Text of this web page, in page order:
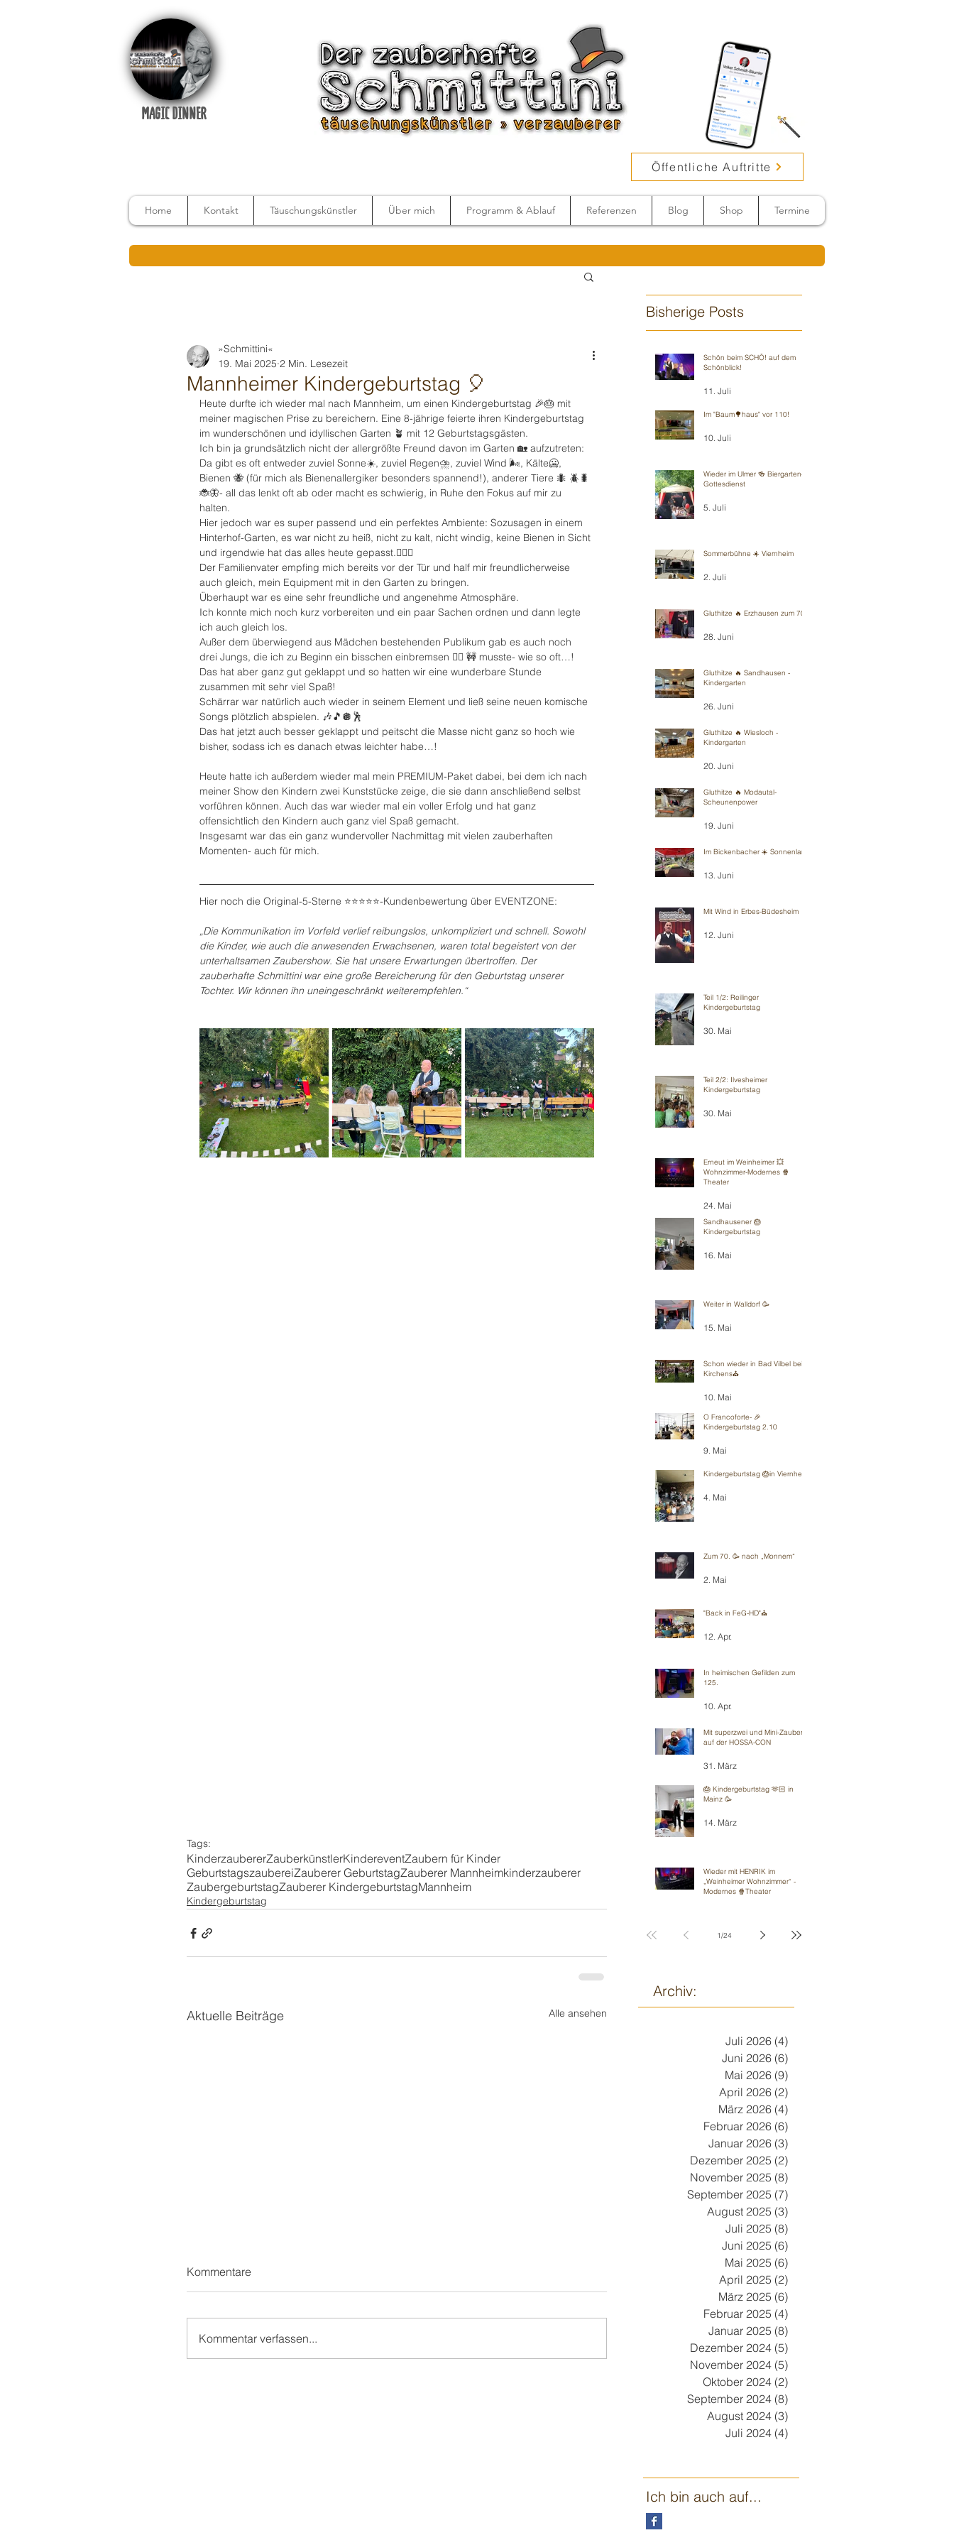
MAGIC DINNER
Öffentliche Auftritte
Home Kontakt Täuschungskünstler Über mich Programm & Ablauf Referenzen Blog Shop Termine
Mannheimer Kindergeburtstag 🎈
»Schmittini«
19. Mai 2025 2 Min. Lesezeit
Heute durfte ich wieder mal nach Mannheim, um einen Kindergeburtstag 🎉🎂 mit
meiner magischen Prise zu bereichern. Eine 8-jährige feierte ihren Kindergeburtstag
im wunderschönen und idyllischen Garten 🪴 mit 12 Geburtstagsgästen.
Ich bin ja grundsätzlich nicht der allergrößte Freund davon im Garten 🏡 aufzutreten:
Da gibt es oft entweder zuviel Sonne☀️, zuviel Regen⛈️, zuviel Wind 🌬️, Kälte🥶,
Bienen 🐝 (für mich als Bienenallergiker besonders spannend!), anderer Tiere 🐜 🪲🐛
🐞🦋- all das lenkt oft ab oder macht es schwierig, in Ruhe den Fokus auf mir zu
halten.
Hier jedoch war es super passend und ein perfektes Ambiente: Sozusagen in einem
Hinterhof-Garten, es war nicht zu heiß, nicht zu kalt, nicht windig, keine Bienen in Sicht
und irgendwie hat das alles heute gepasst.👍🏼✅
Der Familienvater empfing mich bereits vor der Tür und half mir freundlicherweise
auch gleich, mein Equipment mit in den Garten zu bringen.
Überhaupt war es eine sehr freundliche und angenehme Atmosphäre.
Ich konnte mich noch kurz vorbereiten und ein paar Sachen ordnen und dann legte
ich auch gleich los.
Außer dem überwiegend aus Mädchen bestehenden Publikum gab es auch noch
drei Jungs, die ich zu Beginn ein bisschen einbremsen ✋🏻 🚧 musste- wie so oft…!
Das hat aber ganz gut geklappt und so hatten wir eine wunderbare Stunde
zusammen mit sehr viel Spaß!
Schärrar war natürlich auch wieder in seinem Element und ließ seine neuen komische
Songs plötzlich abspielen. 🎶🎵🪩🕺
Das hat jetzt auch besser geklappt und peitscht die Masse nicht ganz so hoch wie
bisher, sodass ich es danach etwas leichter habe…!
Heute hatte ich außerdem wieder mal mein PREMIUM-Paket dabei, bei dem ich nach
meiner Show den Kindern zwei Kunststücke zeige, die sie dann anschließend selbst
vorführen können. Auch das war wieder mal ein voller Erfolg und hat ganz
offensichtlich den Kindern auch ganz viel Spaß gemacht.
Insgesamt war das ein ganz wundervoller Nachmittag mit vielen zauberhaften
Momenten- auch für mich.
Hier noch die Original-5-Sterne ⭐️⭐️⭐️⭐️⭐️-Kundenbewertung über EVENTZONE:
„Die Kommunikation im Vorfeld verlief reibungslos, unkompliziert und schnell. Sowohl
die Kinder, wie auch die anwesenden Erwachsenen, waren total begeistert von der
unterhaltsamen Zaubershow. Sie hat unsere Erwartungen übertroffen. Der
zauberhafte Schmittini war eine große Bereicherung für den Geburtstag unserer
Tochter. Wir können ihn uneingeschränkt weiterempfehlen.“
Tags:
KinderzaubererZauberkünstlerKindereventZaubern für Kinder
GeburtstagszaubereiZauberer GeburtstagZauberer Mannheimkinderzauberer
ZaubergeburtstagZauberer KindergeburtstagMannheim
Kindergeburtstag
Aktuelle Beiträge Alle ansehen
Kommentare
Kommentar verfassen...
Bisherige Posts
Schön beim SCHÖ! auf dem
Schönblick!
11. Juli
Im "Baum🌳haus" vor 110!
10. Juli
Wieder im Ulmer 🍻 Biergarten-
Gottesdienst
5. Juli
Sommerbühne ☀️ Viernheim
2. Juli
Gluthitze 🔥 Erzhausen zum 70.
28. Juni
Gluthitze 🔥 Sandhausen -
Kindergarten
26. Juni
Gluthitze 🔥 Wiesloch -
Kindergarten
20. Juni
Gluthitze 🔥 Modautal-
Scheunenpower
19. Juni
Im Bickenbacher ☀️ Sonnenland
13. Juni
Mit Wind in Erbes-Büdesheim
12. Juni
Teil 1/2: Reilinger
Kindergeburtstag
30. Mai
Teil 2/2: Ilvesheimer
Kindergeburtstag
30. Mai
Erneut im Weinheimer 💥
Wohnzimmer-Modernes 🍿
Theater
24. Mai
Sandhausener 🎂
Kindergeburtstag
16. Mai
Weiter in Walldorf 🥳
15. Mai
Schon wieder in Bad Vilbel bei
Kirchens⛪️
10. Mai
O Francoforte- 🎉
Kindergeburtstag 2.10
9. Mai
Kindergeburtstag 🎂in Viernheim
4. Mai
Zum 70. 🥳 nach „Monnem“
2. Mai
"Back in FeG-HD"⛪️
12. Apr.
In heimischen Gefilden zum
125.
10. Apr.
Mit superzwei und Mini-Zauberei
auf der HOSSA-CON
31. März
🎂 Kindergeburtstag 🫶🏻 in
Mainz 🥳
14. März
Wieder mit HENRIK im
„Weinheimer Wohnzimmer“ -
Modernes 🍿Theater
1/24
Archiv:
Juli 2026 (4)
Juni 2026 (6)
Mai 2026 (9)
April 2026 (2)
März 2026 (4)
Februar 2026 (6)
Januar 2026 (3)
Dezember 2025 (2)
November 2025 (8)
September 2025 (7)
August 2025 (3)
Juli 2025 (8)
Juni 2025 (6)
Mai 2025 (6)
April 2025 (2)
März 2025 (6)
Februar 2025 (4)
Januar 2025 (8)
Dezember 2024 (5)
November 2024 (5)
Oktober 2024 (2)
September 2024 (8)
August 2024 (3)
Juli 2024 (4)
Ich bin auch auf...